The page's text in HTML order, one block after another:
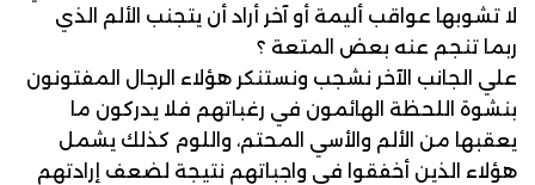
لا تشوبها عواقب أليمة أو آخر أراد أن يتجنب الألم الذي
ربما تنجم عنه بعض المتعة ؟
علي الجانب الآخر نشجب ونستنكر هؤلاء الرجال المفتونون
بنشوة اللحظة الهائمون في رغباتهم فلا يدركون ما
يعقبها من الألم والأسي المحتم، واللوم كذلك يشمل
هؤلاء الذين أخفقوا في واجباتهم نتيجة لضعف إرادتهم